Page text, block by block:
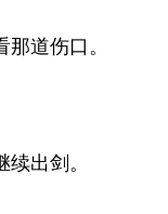
道伤口。
出剑。